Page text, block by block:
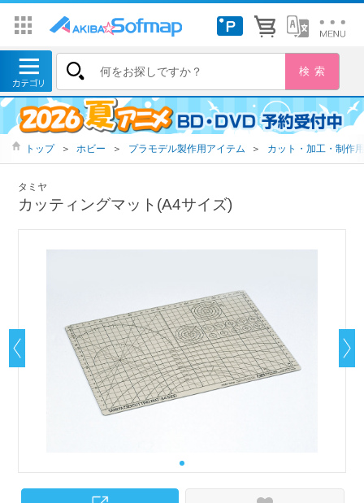
トップ ＞ ホビー ＞ プラモデル製作用アイテム ＞ カット・加工・制作用
タミヤ
カッティングマット(A4サイズ)